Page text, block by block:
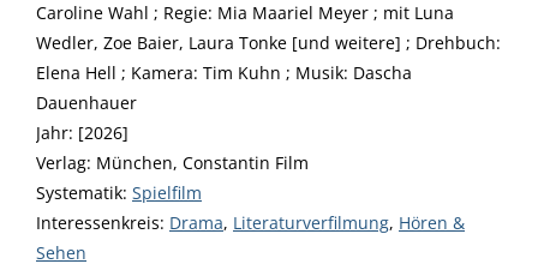
Caroline Wahl ; Regie: Mia Maariel Meyer ; mit Luna
Wedler, Zoe Baier, Laura Tonke [und weitere] ; Drehbuch:
Elena Hell ; Kamera: Tim Kuhn ; Musik: Dascha
Dauenhauer
Jahr: [2026]
Verlag: München, Constantin Film
opens in new tab
Diesen Link in neuem Tab öffnen
Systematik: Suche nach dieser Systematik
Spielfilm
Interessenkreis: Suche nach diesem Interessenskreis
Drama, Literaturverfilmung, Hören &
Sehen